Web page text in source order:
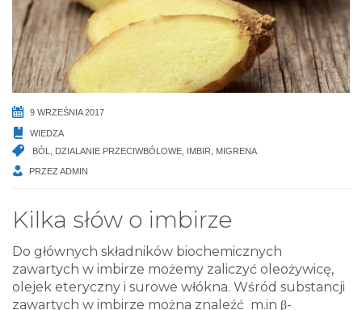
9 WRZEŚNIA 2017
WIEDZA
BÓL
DZIALANIE PRZECIWBÓLOWE IMBIR MIGRENA
PRZEZ ADMIN
Kilka słów o imbirze
Do głównych składników biochemicznych
zawartych w imbirze możemy zaliczyć oleożywicę,
olejek eteryczny i surowe włókna. Wśród substancji
zawartych w imbirze można znaleźć m.in β-